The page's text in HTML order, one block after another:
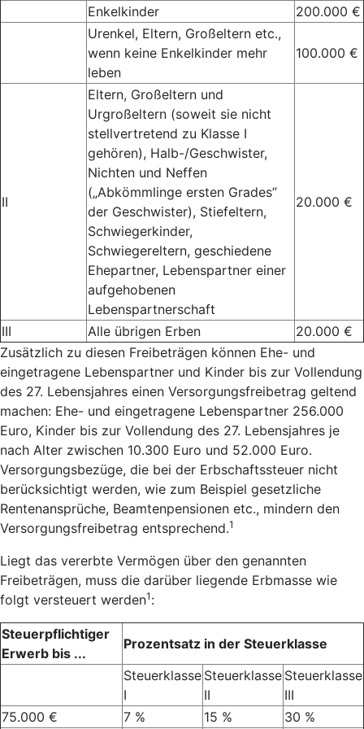
Enkelkinder
200.000 €
Urenkel, Eltern, Großeltern etc.,
wenn keine Enkelkinder mehr
leben
100.000 €
II
Eltern, Großeltern und
Urgroßeltern (soweit sie nicht
stellvertretend zu Klasse I
gehören), Halb-/Geschwister,
Nichten und Neffen
(„Abkömmlinge ersten Grades”
der Geschwister), Stiefeltern,
Schwiegerkinder,
Schwiegereltern, geschiedene
Ehepartner, Lebenspartner einer
aufgehobenen
Lebenspartnerschaft
20.000 €
III Alle übrigen Erben
20.000 €
Zusätzlich zu diesen Freibeträgen können Ehe- und
eingetragene Lebenspartner und Kinder bis zur Vollendung
des 27. Lebensjahres einen Versorgungsfreibetrag geltend
machen: Ehe- und eingetragene Lebenspartner 256.000
Euro, Kinder bis zur Vollendung des 27. Lebensjahres je
nach Alter zwischen 10.300 Euro und 52.000 Euro.
Versorgungsbezüge, die bei der Erbschaftssteuer nicht
berücksichtigt werden, wie zum Beispiel gesetzliche
Rentenansprüche, Beamtenpensionen etc., mindern den
Versorgungsfreibetrag entsprechend.1
Liegt das vererbte Vermögen über den genannten
Freibeträgen, muss die darüber liegende Erbmasse wie
folgt versteuert werden1 :
Steuerpflichtiger
Erwerb bis ...
Prozentsatz in der Steuerklasse
Steuerklasse
I
Steuerklasse
II
Steuerklasse
III
75.000 €
7 % 15 %
30 %